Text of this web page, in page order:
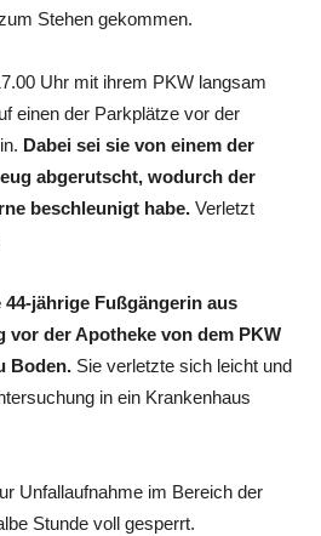
Stehen gekommen.
Uhr mit ihrem PKW langsam
einen der Parkplätze vor der
Dabei sei sie von einem der
abgerutscht, wodurch der
beschleunigt habe. Verletzt
jährige Fußgängerin aus
vor der Apotheke von dem PKW
Boden. Sie verletzte sich leicht und
in ein Krankenhaus
Unfallaufnahme im Bereich der
Stunde voll gesperrt.